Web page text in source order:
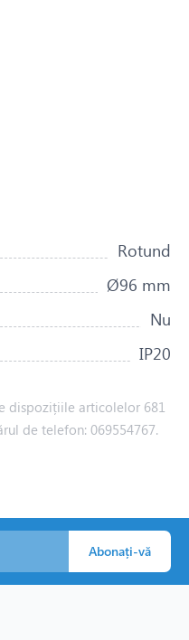
Rotund
Ø96 mm
Nu
IP20
dispozițiile articolelor 681
de telefon: 069554767.
Abonați-vă